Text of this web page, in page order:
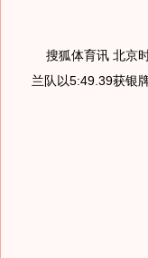
搜狐体育讯 北京
兰队以5:49.39获银